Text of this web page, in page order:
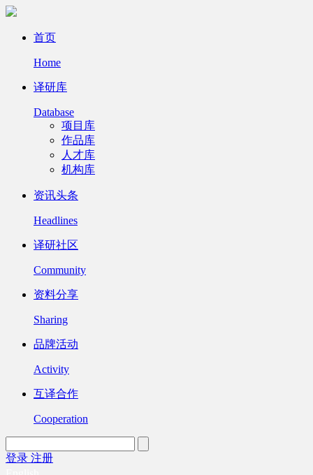
首页
Home
译研库
Database
项目库
作品库
人才库
机构库
资讯头条
Headlines
译研社区
Community
资料分享
Sharing
品牌活动
Activity
互译合作
Cooperation
登录 注册